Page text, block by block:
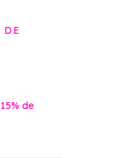
de